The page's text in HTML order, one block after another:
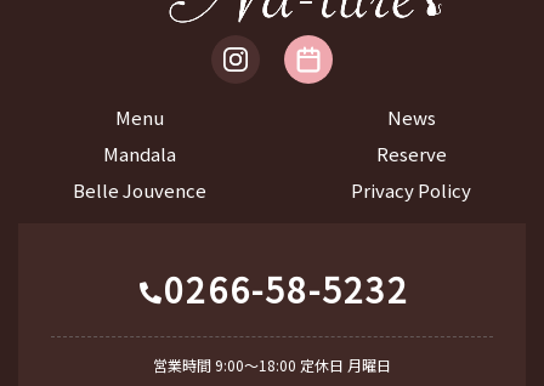
Menu
Mandala
Belle Jouvence
News
Reserve
Privacy Policy
0266-58-5232
営業時間 9:00～18:00 定休日 月曜日